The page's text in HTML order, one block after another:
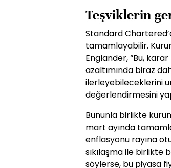
Teşviklerin
Standard
tamamlayabilir.
Englander, “Bu,
azaltımında biraz
ilerleyebileceklerini
değerlendirmesini
Bununla birlikte
mart ayında
enflasyonu rayına
sıkılaşma ile birlikte
söylerse, bu piyasa